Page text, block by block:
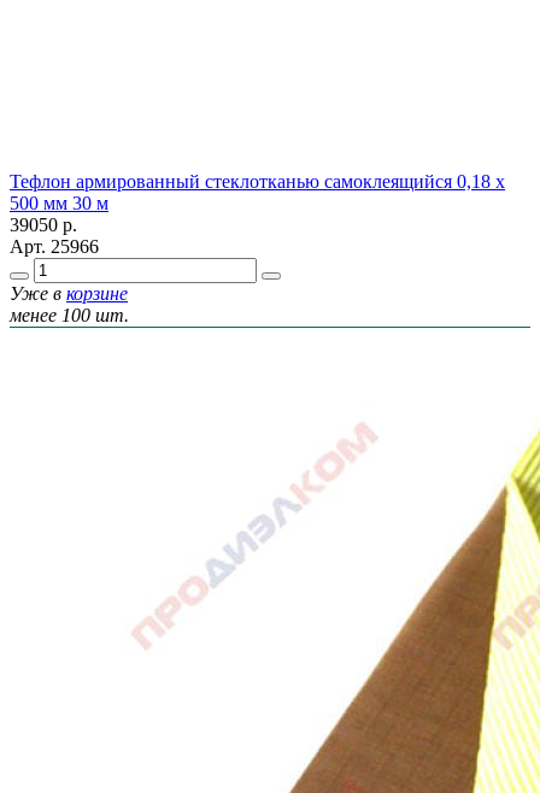
Тефлон армированный стеклотканью самоклеящийся 0,18 х
500 мм 30 м
39050 р.
Арт. 25966
Уже в корзине
менее 100 шт.